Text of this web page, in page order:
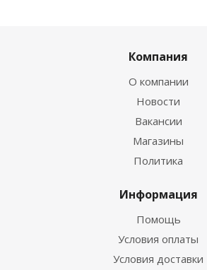
Компания
О компании
Новости
Вакансии
Магазины
Политика
Информация
Помощь
Условия оплаты
Условия доставки